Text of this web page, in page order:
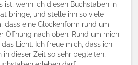
ist, wenn ich diesen Buchstaben in
bringe, und stelle ihn so viele
dass eine Glockenform rund um
Öffnung nach oben. Rund um mich
Licht. Ich freue mich, dass ich
in dieser Zeit so sehr begleiten,